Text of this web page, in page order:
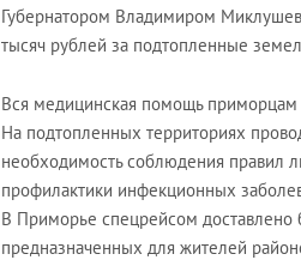
Губернатором Владимиром
тысяч рублей за подтопленные
Вся медицинская помощь
На подтопленных территориях
необходимость соблюдения правил
профилактики инфекционных
В Приморье спецрейсом доставлено
предназначенных для жителей